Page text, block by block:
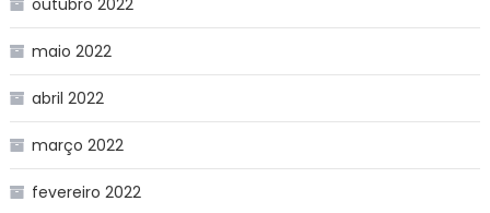
maio 2022
abril 2022
março 2022
fevereiro 2022